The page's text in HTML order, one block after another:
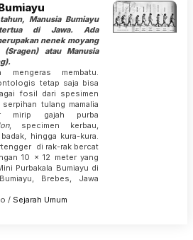
Manusia Bumiayu
di Jawa. Ada
nenek moyang
(Sragen) atau Manusia
mengeras membatu.
tetap saja bisa
fosil dari spesimen
tulang mamalia
mirip gajah purba
, specimen kerbau,
hingga kura-kura.
di rak-rak bercat
10 x 12 meter yang
Purbakala Bumiayu di
Brebes, Jawa
/ Sejarah Umum